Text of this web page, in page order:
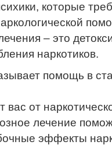
которые
– это
наркотиков.
помощь в
вас от
лечение
эффекты